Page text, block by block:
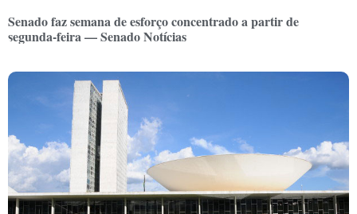
Senado faz semana de esforço concentrado a partir de
segunda-feira — Senado Notícias